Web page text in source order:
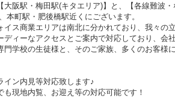
大阪駅・梅田駅(キタエリア)】と、【各線難波・
本町駅・肥後橋駅近くにございます。
イス商業エリアは南北に分かれており、我々の
ディーなアクセスとご案内で対応しており、会
門学校の生徒様と、そのご家族、多くのお客様
ン内見等対応致します♪
も現地内覧、お迎え等の対応可能です！